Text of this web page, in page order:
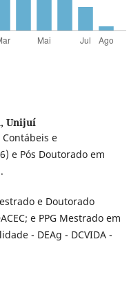
Unijuí
Contábeis e
e Pós Doutorado em
e Doutorado
e PPG Mestrado em
- DEAg - DCVIDA -